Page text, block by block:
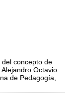
concepto de
Alejandro Octavio
de Pedagogía,